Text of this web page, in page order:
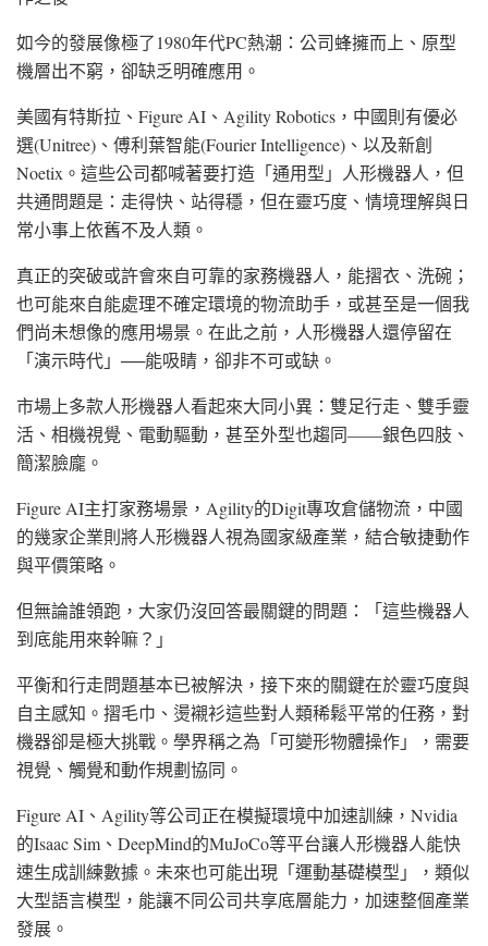
如今的發展像極了1980年代PC熱潮：公司蜂擁而上、原型
機層出不窮，卻缺乏明確應用。
美國有特斯拉、Figure AI、Agility Robotics，中國則有優必
選(Unitree)、傅利葉智能(Fourier Intelligence)、以及新創
Noetix。這些公司都喊著要打造「通用型」人形機器人，但
共通問題是：走得快、站得穩，但在靈巧度、情境理解與日
常小事上依舊不及人類。
真正的突破或許會來自可靠的家務機器人，能摺衣、洗碗；
也可能來自能處理不確定環境的物流助手，或甚至是一個我
們尚未想像的應用場景。在此之前，人形機器人還停留在
「演示時代」──能吸睛，卻非不可或缺。
市場上多款人形機器人看起來大同小異：雙足行走、雙手靈
活、相機視覺、電動驅動，甚至外型也趨同——銀色四肢、
簡潔臉龐。
Figure AI主打家務場景，Agility的Digit專攻倉儲物流，中國
的幾家企業則將人形機器人視為國家級產業，結合敏捷動作
與平價策略。
但無論誰領跑，大家仍沒回答最關鍵的問題：「這些機器人
到底能用來幹嘛？」
平衡和行走問題基本已被解決，接下來的關鍵在於靈巧度與
自主感知。摺毛巾、燙襯衫這些對人類稀鬆平常的任務，對
機器卻是極大挑戰。學界稱之為「可變形物體操作」，需要
視覺、觸覺和動作規劃協同。
Figure AI、Agility等公司正在模擬環境中加速訓練，Nvidia
的Isaac Sim、DeepMind的MuJoCo等平台讓人形機器人能快
速生成訓練數據。未來也可能出現「運動基礎模型」，類似
大型語言模型，能讓不同公司共享底層能力，加速整個產業
發展。